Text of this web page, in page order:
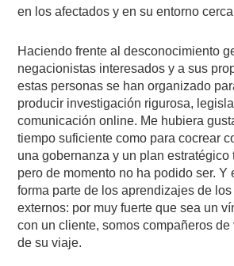
en los afectados y en su entorno
Haciendo frente al desconocimiento
negacionistas interesados y a sus
estas personas se han organizado
producir investigación rigurosa,
comunicación online. Me hubiera
tiempo suficiente como para cocrear
una gobernanza y un plan estratégico
pero de momento no ha podido ser. Y
forma parte de los aprendizajes de
externos: por muy fuerte que sea un
con un cliente, somos compañeros
de su viaje.